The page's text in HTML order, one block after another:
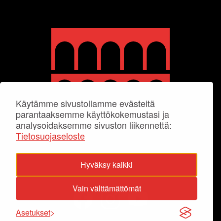
Käytämme sivustollamme evästeitä
parantaaksemme käyttökokemustasi ja
analysoidaksemme sivuston liikennettä:
Tietosuojaseloste
Hyväksy kaikki
Vain välttämättömät
Asetukset